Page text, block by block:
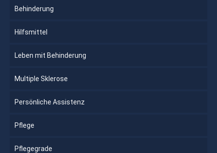
Behinderung
Hilfsmittel
Leben mit Behinderung
Multiple Sklerose
Persönliche Assistenz
Pflege
Pflegegrade